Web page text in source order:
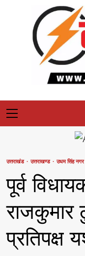
Primary
Menu
उत्तराखंड उत्तराखण्ड उधम सिंह नगर
पूर्व
राजकुमार
प्रतिपक्ष